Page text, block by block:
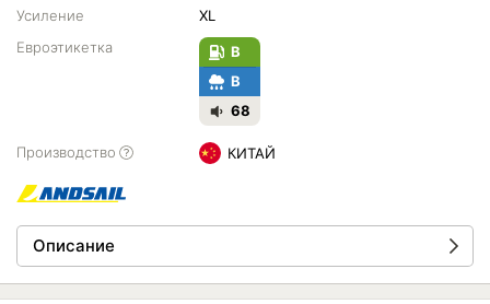
Усиление
XL
Евроэтикетка
B
B
68
Производство КИТАЙ
Описание